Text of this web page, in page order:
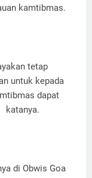
kamtibmas.
tetap
untuk kepada
dapat
katanya.
di Obwis Goa